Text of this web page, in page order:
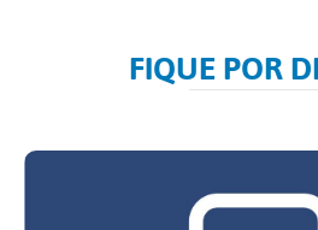
FIQUE POR